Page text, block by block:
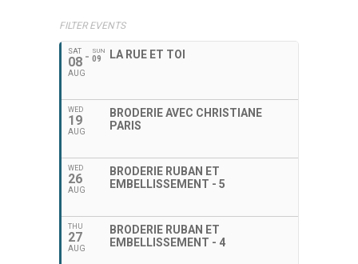
FILTER EVENTS
SAT
08
AUG
SUN
09 LA RUE ET TOI
WED
19
AUG
BRODERIE AVEC CHRISTIANE
PARIS
WED
26
AUG
BRODERIE RUBAN ET
EMBELLISSEMENT - 5
THU
27
AUG
BRODERIE RUBAN ET
EMBELLISSEMENT - 4